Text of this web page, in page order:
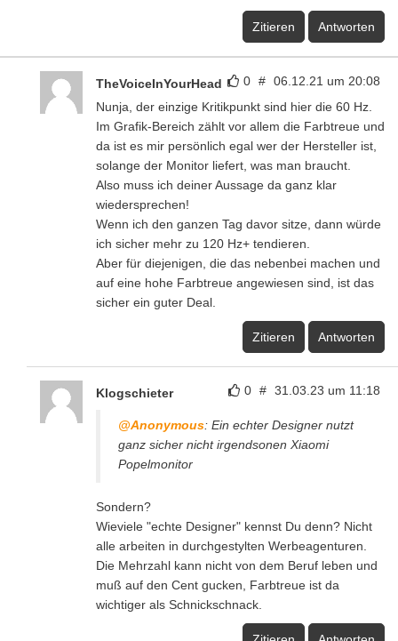
Zitieren Antworten
0 # 06.12.21 um 20:08
TheVoiceInYourHead
Nunja, der einzige Kritikpunkt sind hier die 60 Hz.
Im Grafik-Bereich zählt vor allem die Farbtreue und
da ist es mir persönlich egal wer der Hersteller ist,
solange der Monitor liefert, was man braucht.
Also muss ich deiner Aussage da ganz klar
wiedersprechen!
Wenn ich den ganzen Tag davor sitze, dann würde
ich sicher mehr zu 120 Hz+ tendieren.
Aber für diejenigen, die das nebenbei machen und
auf eine hohe Farbtreue angewiesen sind, ist das
sicher ein guter Deal.
Zitieren Antworten
0 # 31.03.23 um 11:18
Klogschieter
@Anonymous: Ein echter Designer nutzt
ganz sicher nicht irgendsonen Xiaomi
Popelmonitor
Sondern?
Wieviele "echte Designer" kennst Du denn? Nicht
alle arbeiten in durchgestylten Werbeagenturen.
Die Mehrzahl kann nicht von dem Beruf leben und
muß auf den Cent gucken, Farbtreue ist da
wichtiger als Schnickschnack.